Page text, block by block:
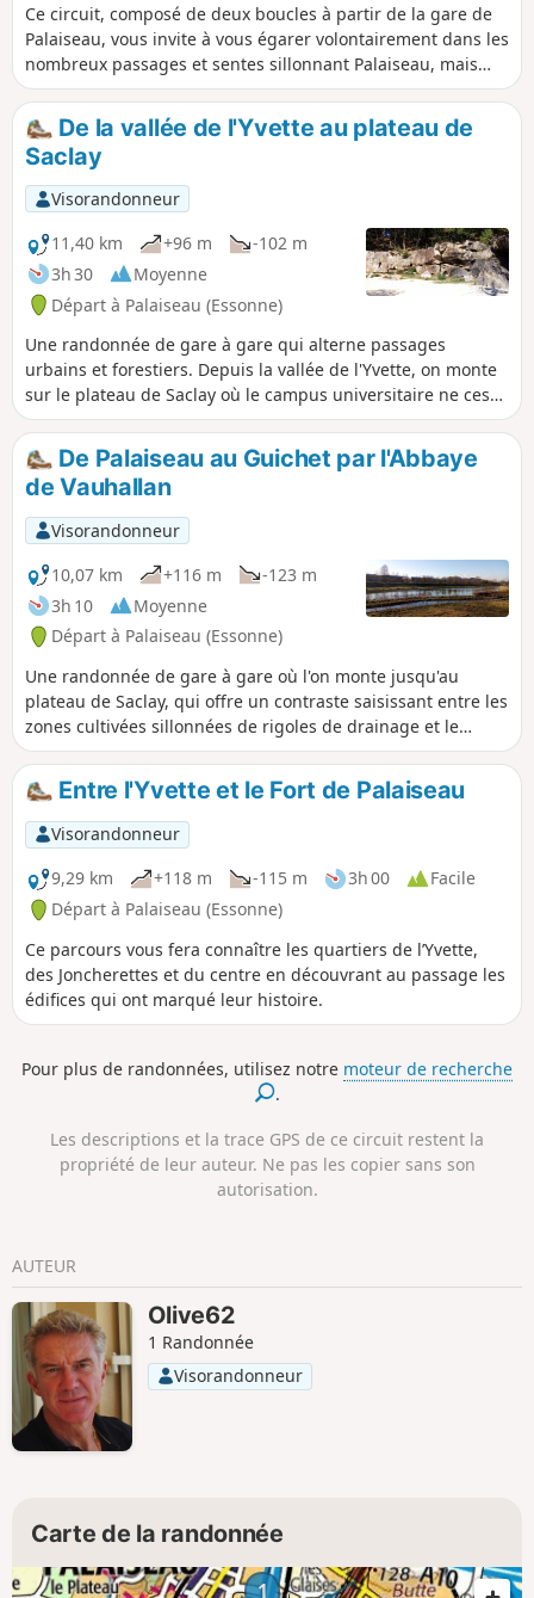
Ce circuit, composé de deux boucles à partir de la gare de
Palaiseau, vous invite à vous égarer volontairement dans les
nombreux passages et sentes sillonnant Palaiseau, mais
aussi à découvrir son côté nature et préservé : rigoles,
fermes, haies, ruisseaux, etc.
De la vallée de l'Yvette au plateau de
Saclay
Visorandonneur
11,40 km
+96 m
-102 m
3h 30
Moyenne
Départ à Palaiseau (Essonne)
Une randonnée de gare à gare qui alterne passages
urbains et forestiers. Depuis la vallée de l'Yvette, on monte
sur le plateau de Saclay où le campus universitaire ne cesse
de s'agrandir. Au début de la redescente, on visite une
ancienne carrière de grès reconvertie en école d'escalade.
De Palaiseau au Guichet par l'Abbaye
de Vauhallan
Visorandonneur
10,07 km
+116 m
-123 m
3h 10
Moyenne
Départ à Palaiseau (Essonne)
Une randonnée de gare à gare où l'on monte jusqu'au
plateau de Saclay, qui offre un contraste saisissant entre les
zones cultivées sillonnées de rigoles de drainage et le
campus universitaire qui ne cesse de s'agrandir. Un
parcours diversifié avec son lot de montées et de descentes.
Entre l'Yvette et le Fort de Palaiseau
Visorandonneur
9,29 km
+118 m -115 m 3h 00
Facile
Départ à Palaiseau (Essonne)
Ce parcours vous fera connaître les quartiers de l’Yvette,
des Joncherettes et du centre en découvrant au passage les
édifices qui ont marqué leur histoire.
Pour plus de randonnées, utilisez notre moteur de recherche
.
Les descriptions et la trace GPS de ce circuit restent la
propriété de leur auteur. Ne pas les copier sans son
autorisation.
AUTEUR
Olive62
1 Randonnée
Visorandonneur
Carte de la randonnée
1